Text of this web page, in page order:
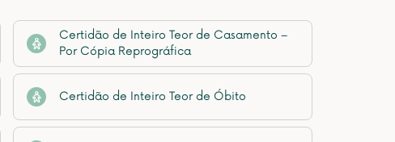
Certidão de Inteiro Teor de Casamento –
Por Cópia Reprográfica
Certidão de Inteiro Teor de Óbito